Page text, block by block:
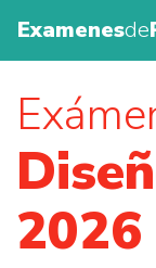
Examenesde
2026